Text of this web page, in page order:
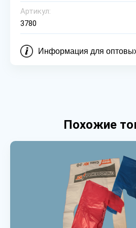
Артикул:
3780
Информация для
Похожие